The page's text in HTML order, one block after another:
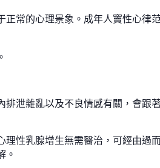
常的心理景象。成年人竇性心律
泄雜亂以及不良情感有關，會跟
性乳腺增生無需醫治，可經由過
。